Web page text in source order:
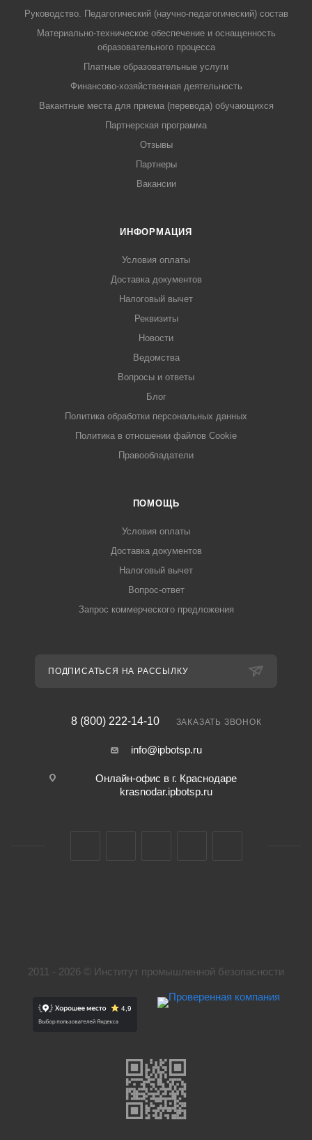
Руководство. Педагогический (научно-педагогический) состав
Материально-техническое обеспечение и оснащенность
образовательного процесса
Платные образовательные услуги
Финансово-хозяйственная деятельность
Вакантные места для приема (перевода) обучающихся
Партнерская программа
Отзывы
Партнеры
Вакансии
ИНФОРМАЦИЯ
Условия оплаты
Доставка документов
Налоговый вычет
Реквизиты
Новости
Ведомства
Вопросы и ответы
Блог
Политика обработки персональных данных
Политика в отношении файлов Cookie
Правообладатели
ПОМОЩЬ
Условия оплаты
Доставка документов
Налоговый вычет
Вопрос-ответ
Запрос коммерческого предложения
ПОДПИСАТЬСЯ НА РАССЫЛКУ
8 (800) 222-14-10 ЗАКАЗАТЬ ЗВОНОК
info@ipbotsp.ru
Онлайн-офис в г. Краснодаре
krasnodar.ipbotsp.ru
2011 - 2026 © Институт промышленной безопасности